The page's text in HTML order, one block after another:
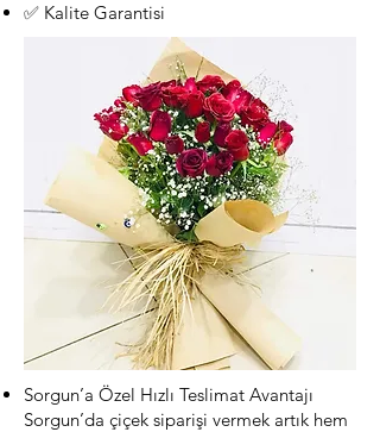
✅ Kalite Garantisi
Sorgun’a Özel Hızlı Teslimat Avantajı
Sorgun’da çiçek siparişi vermek artık hem